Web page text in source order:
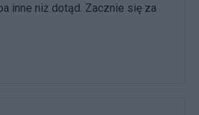
inne niż dotąd. Zacznie się za